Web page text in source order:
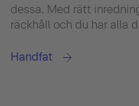
dessa. Med rätt
räckhåll och du har alla
Handfat